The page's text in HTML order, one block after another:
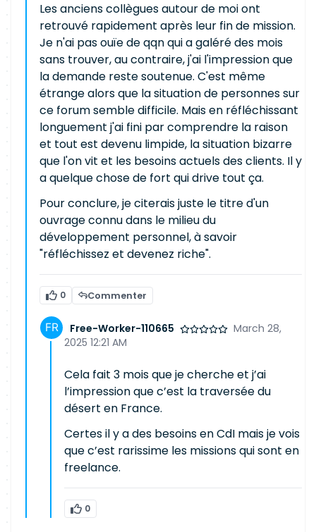
Les anciens collègues autour de moi ont
retrouvé rapidement après leur fin de mission.
Je n'ai pas ouïe de qqn qui a galéré des mois
sans trouver, au contraire, j'ai l'impression que
la demande reste soutenue. C'est même
étrange alors que la situation de personnes sur
ce forum semble difficile. Mais en réfléchissant
longuement j'ai fini par comprendre la raison
et tout est devenu limpide, la situation bizarre
que l'on vit et les besoins actuels des clients. Il y
a quelque chose de fort qui drive tout ça.
Pour conclure, je citerais juste le titre d'un
ouvrage connu dans le milieu du
développement personnel, à savoir
"réfléchissez et devenez riche".
0 Commenter
Free-Worker-110665
March 28,
2025 12:21 AM
Cela fait 3 mois que je cherche et j’ai
l’impression que c’est la traversée du
désert en France.
Certes il y a des besoins en CdI mais je vois
que c’est rarissime les missions qui sont en
freelance.
0